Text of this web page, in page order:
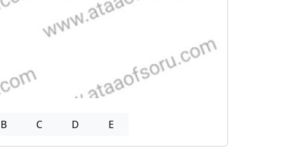
B C D E